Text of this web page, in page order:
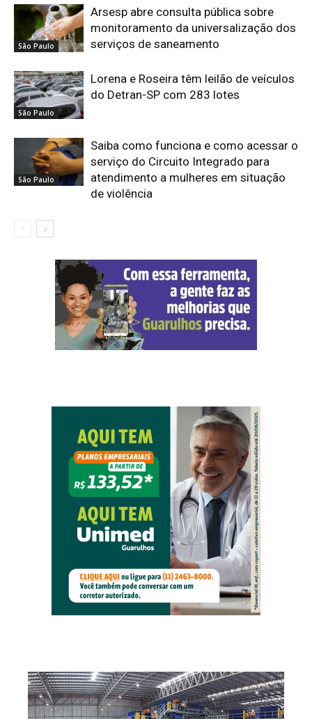
São Paulo
Arsesp abre consulta pública sobre
monitoramento da universalização dos
serviços de saneamento
São Paulo
Lorena e Roseira têm leilão de veículos
do Detran-SP com 283 lotes
São Paulo
Saiba como funciona e como acessar o
serviço do Circuito Integrado para
atendimento a mulheres em situação
de violência